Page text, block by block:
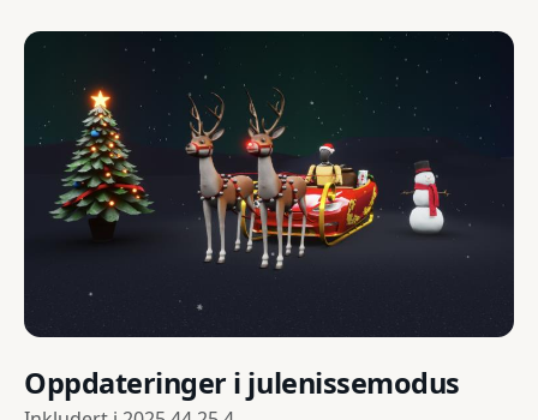
Oppdateringer i julenissemodus